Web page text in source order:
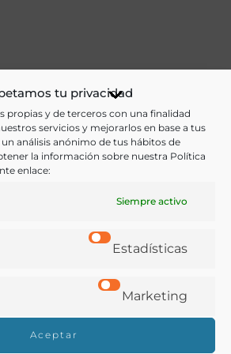
tu privacidad
propias y de terceros con una finalidad
servicios y mejorarlos en base a tus
análisis anónimo de tus hábitos de
la información sobre nuestra Política
enlace:
Siempre activo
Estadísticas
Marketing
Aceptar
,Economía y Comercio ,Enología y
las palabras clave:
Estadísticas,Manuscritos